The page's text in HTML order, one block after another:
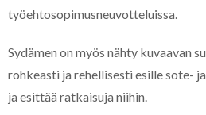
työehtosopimusneuvotteluissa.
Sydämen on myös nähty kuvaavan
rohkeasti ja rehellisesti esille sote-
ja esittää ratkaisuja niihin.